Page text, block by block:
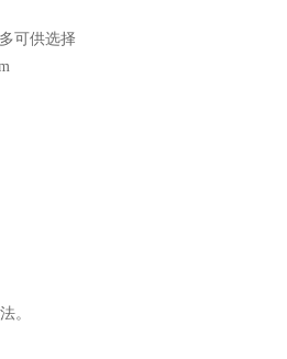
可供选择
。